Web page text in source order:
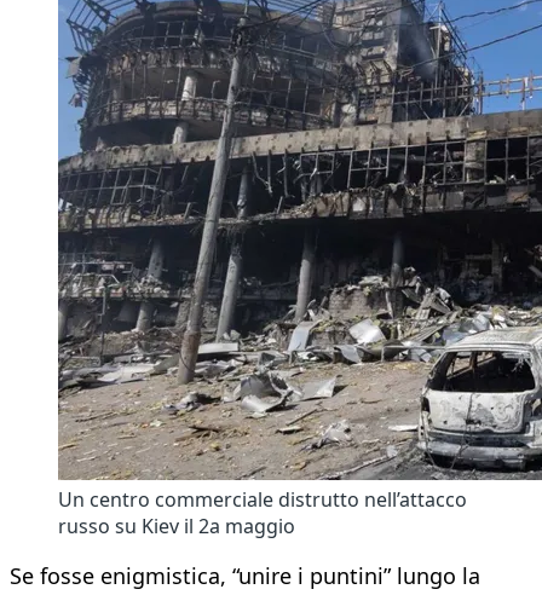
Un centro commerciale distrutto nell’attacco
russo su Kiev il 2a maggio
Se fosse enigmistica, “unire i puntini” lungo la